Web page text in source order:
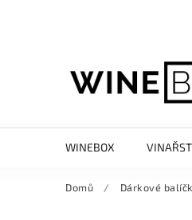
WINEBOX
Domů / Dárkové